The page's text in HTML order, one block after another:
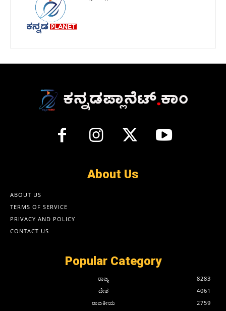
About Us
ABOUT US
TERMS OF SERVICE
PRIVACY AND POLICY
CONTACT US
Popular Category
ರಾಜ್ಯ
8283
ದೇಶ
4061
ರಾಜಕೀಯ
2759